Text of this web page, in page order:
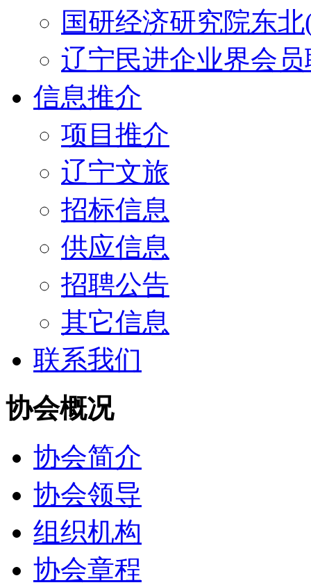
国研经济研究院东
辽宁民进企业界会
信息推介
项目推介
辽宁文旅
招标信息
供应信息
招聘公告
其它信息
联系我们
协会概况
协会简介
协会领导
组织机构
协会章程